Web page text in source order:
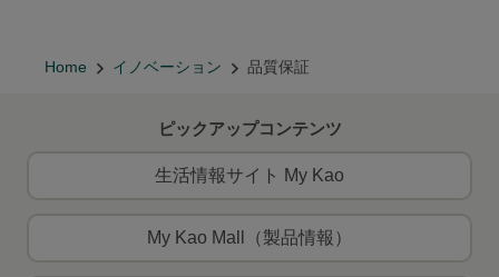
Home イノベーション 品質保証
ピックアップコンテンツ
生活情報サイト My Kao
My Kao Mall（製品情報）